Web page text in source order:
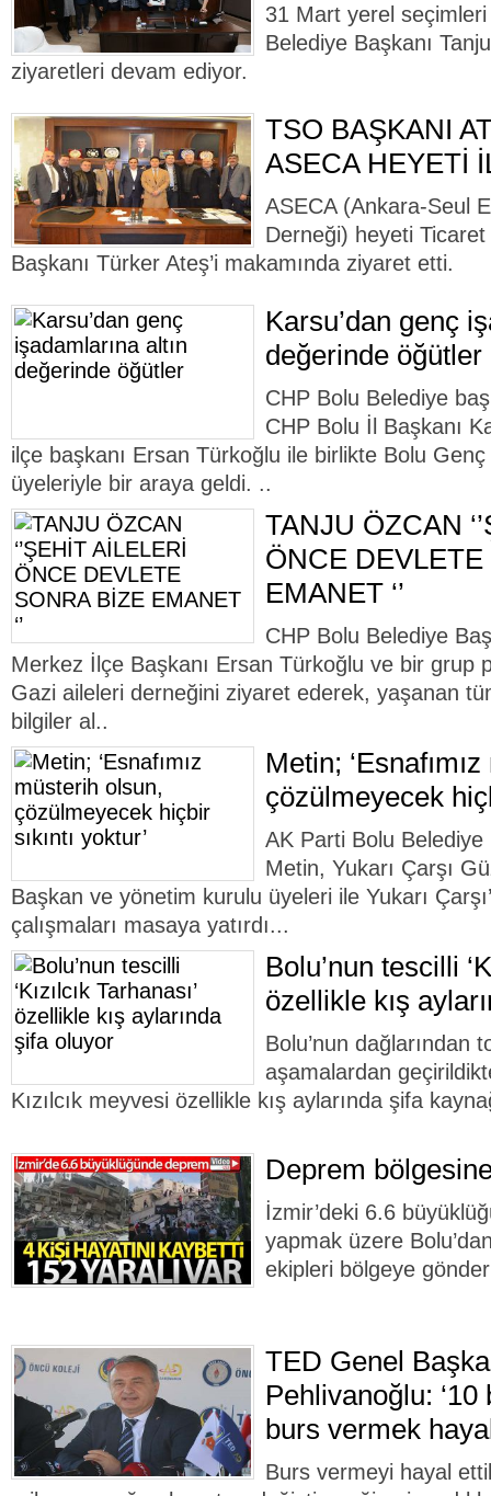
31 Mart yerel seçimleri
Belediye Başkanı
ziyaretleri devam ediyor.
TSO BAŞKANI
ASECA HEYETİ
ASECA (Ankara-Seul
Derneği) heyeti
Başkanı Türker Ateş’i makamında ziyaret etti.
Karsu’dan genç
değerinde öğütler
CHP Bolu Belediye
CHP Bolu İl Başkanı
ilçe başkanı Ersan Türkoğlu ile birlikte Bolu
üyeleriyle bir araya geldi. ..
TANJU ÖZCAN
ÖNCE
EMANET ‘’
CHP Bolu Belediye
Merkez İlçe Başkanı Ersan Türkoğlu ve bir grup
Gazi aileleri derneğini ziyaret ederek, yaşanan
bilgiler al..
Metin;
çözülmeyecek
AK Parti Bolu Belediye
Metin, Yukarı Çarşı
Başkan ve yönetim kurulu üyeleri ile Yukarı
çalışmaları masaya yatırdı...
Bolu’nun tescilli
özellikle kış
Bolu’nun dağlarından
aşamalardan
Kızılcık meyvesi özellikle kış aylarında şifa
Deprem
İzmir’deki 6.6
yapmak üzere
ekipleri bölgeye
TED Genel
Pehlivanoğlu:
burs vermek
Burs vermeyi hayal